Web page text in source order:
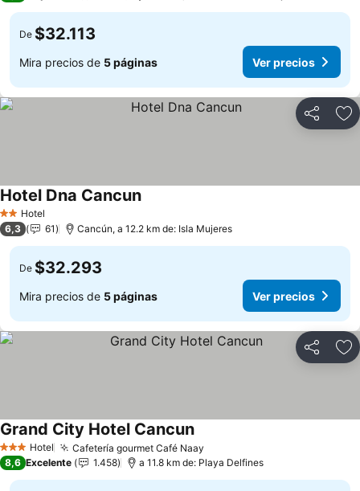
De $32.113
Mira precios de 5 páginas Ver precios
Compartir
2 Estrellas
Hotel
Hotel Dna Cancun
6,3 61 Cancún, a 12.2 km de: Isla Mujeres
De $32.293
Mira precios de 5 páginas Ver precios
Compartir
3 Estrellas
Hotel Cafetería gourmet Café Naay
Grand City Hotel Cancun
8,6 Excelente 1.458 a 11.8 km de: Playa Delfines